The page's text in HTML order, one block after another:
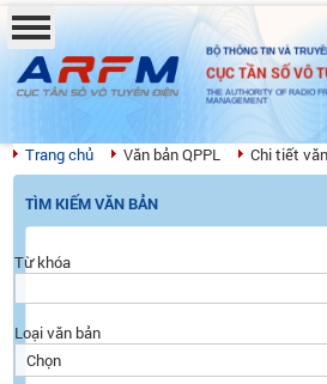
BỘ THÔNG TIN VÀ
CỤC TẦN SỐ VÔ
THE AUTHORITY OF RADIO
MANAGEMENT
Trang chủ Văn bản QPPL Chi tiết
TÌM KIẾM VĂN BẢN
Từ khóa
Loại văn bản